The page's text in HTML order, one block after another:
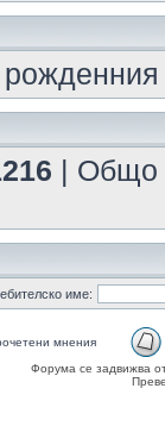
| Общо
име:
мнения
Форума се задвижва